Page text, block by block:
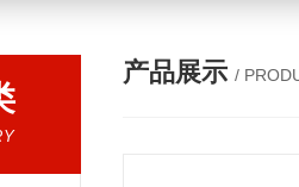
产品展示 /